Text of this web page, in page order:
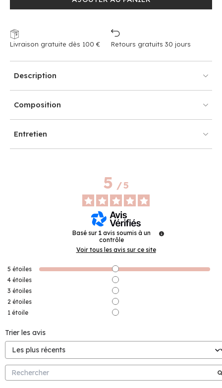
Livraison gratuite dès 100 € Retours gratuits 30 jours
Description
Composition
Entretien
5/5
Basé sur 1 avis soumis à un
contrôle
Voir tous les avis sur ce site
5 étoiles
4 étoiles
3 étoiles
2 étoiles
1 étoile
Trier les avis